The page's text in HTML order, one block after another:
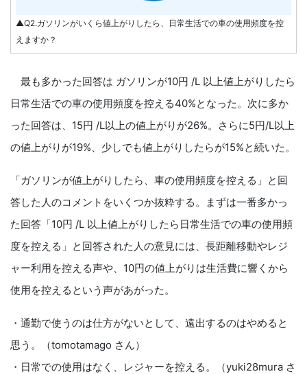
▲Q2.ガソリンがいくら値上がりしたら、日常生活での車の使用頻度を控
えますか？
最も多かった回答は ガソリンが10円 /L 以上値上がりしたら
日常生活での車の使用頻度を控える40%となった。次に多か
った回答は、15円 /L以上の値上がりが26%。さらに5円/L以上
の値上がりが19%、少しでも値上がりしたらが15%と続いた。
「ガソリンが値上がりしたら、車の使用頻度を控える」と回
答した人のコメントをいくつか抜粋する。まずは一番多かっ
た回答「10円 /L 以上値上がりしたら日常生活での車の使用頻
度を控える」と回答された人の意見には、長距離移動やレジ
ャー利用を控える声や、10円の値上がりは生活費に響くから
使用を控えるという声があがった。
・通勤で使うのは仕方がないとして、遠出するのはやめると
思う。（tomotamago さん）
・日常での使用はなく、レジャーを控える。（yuki28mura さ